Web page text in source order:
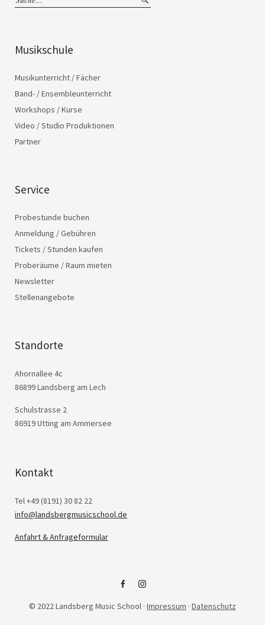
Musikschule
Musikunterricht / Fächer
Band- / Ensembleunterricht
Workshops / Kurse
Video / Studio Produktionen
Partner
Service
Probestunde buchen
Anmeldung / Gebühren
Tickets / Stunden kaufen
Proberäume / Raum mieten
Newsletter
Stellenangebote
Standorte
Ahornallee 4c
86899 Landsberg am Lech
Schulstrasse 2
86919 Utting am Ammersee
Kontakt
Tel +49 (8191) 30 82 22
info@landsbergmusicschool.de
Anfahrt & Anfrageformular
FacebookInstagram
© 2022 Landsberg Music School · Impressum · Datenschutz